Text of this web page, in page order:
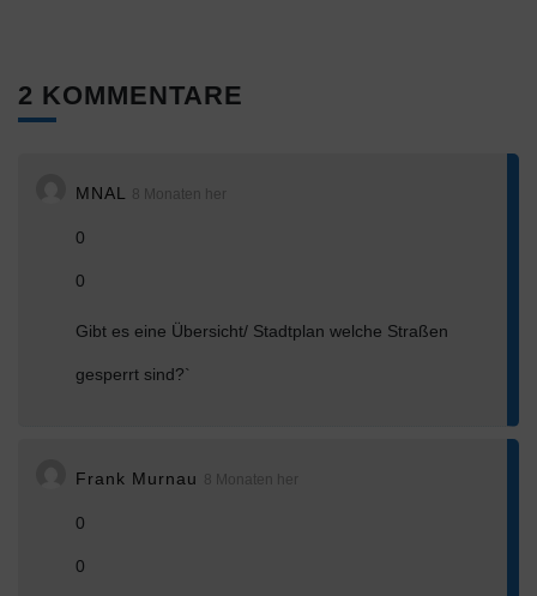
2 KOMMENTARE
MNAL 8 Monaten her
0
0
Gibt es eine Übersicht/ Stadtplan welche Straßen
gesperrt sind?`
Frank Murnau 8 Monaten her
0
0